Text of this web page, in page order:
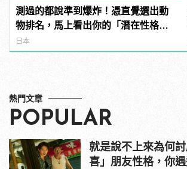
測過的都說準到爆炸！憑直覺選出動
物排名，馬上看出你的「潛在性格與
真面目」！
日本
熱門文章
POPULAR
就是說不上來為何
喜」朋友性格，你